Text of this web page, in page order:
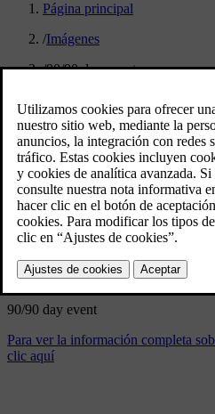
Página principal
/Imágenes
/90/90 day event
90/90 day event
9/4/2024
Marcador
Compartir
Descargar
90/90 day event
Para ver la información completa
clic aquí